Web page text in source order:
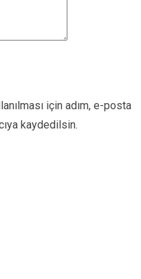
için adım, e-posta
kaydedilsin.